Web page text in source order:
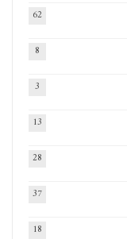
62
8
3
13
28
37
18